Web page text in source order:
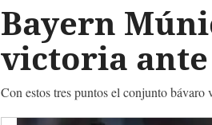
Bayern
victoria ante
Con estos tres puntos el conjunto